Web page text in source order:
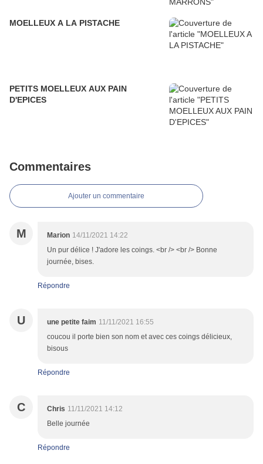
MOELLEUX A LA PISTACHE
PETITS MOELLEUX AUX PAIN
D'EPICES
Commentaires
Ajouter un commentaire
M Marion 14/11/2021 14:22
Un pur délice ! J'adore les coings. <br /> <br /> Bonne
journée, bises.
Répondre
U une petite faim 11/11/2021 16:55
coucou il porte bien son nom et avec ces coings délicieux,
bisous
Répondre
C Chris 11/11/2021 14:12
Belle journée
Répondre